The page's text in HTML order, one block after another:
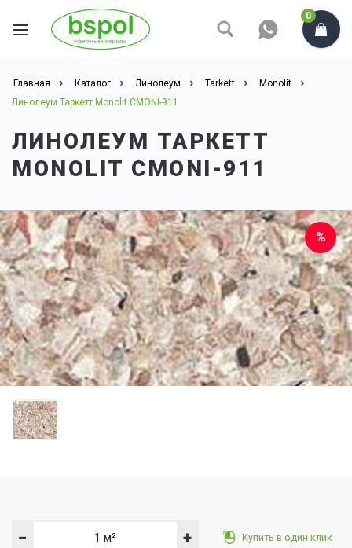
0
Главная Каталог Линолеум Tarkett
Monolit
Линолеум Таркетт Monolit CMONI-911
ЛИНОЛЕУМ ТАРКЕТТ
MONOLIT CMONI-911
Купить в один клик
− +